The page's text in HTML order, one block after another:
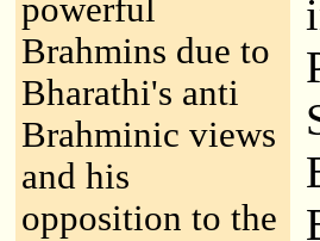
powerful
Brahmins due to
Bharathi's anti
Brahminic views
and his
opposition to the